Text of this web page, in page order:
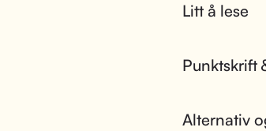
Litt å lese
Punktskrift
Alternativ